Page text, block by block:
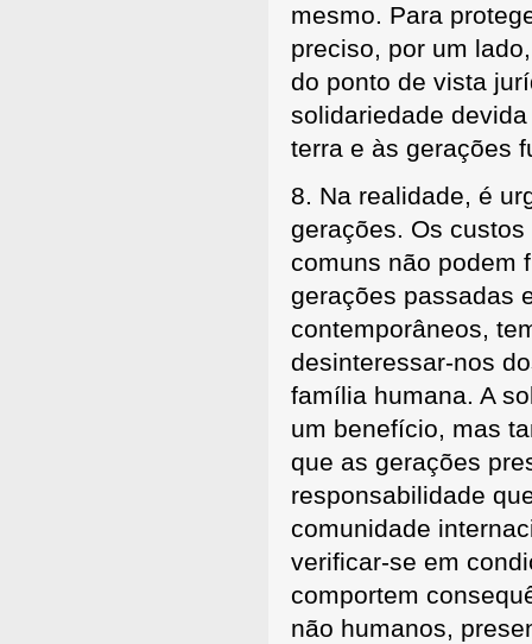
mesmo. Para
preciso, por um
do ponto de vista
solidariedade
terra e às gerações
8. Na realidade, é
gerações. Os
comuns não podem
gerações passadas
contemporâneos,
desinteressar-nos
família humana. A
um benefício, mas
que as gerações
responsabilidade
comunidade
verificar-se em
comportem
não humanos,